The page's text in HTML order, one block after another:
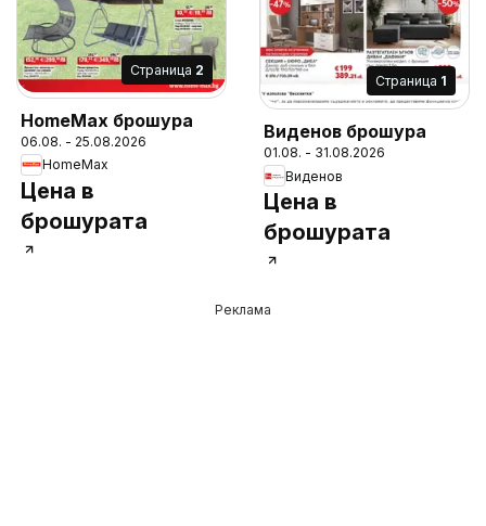
Cтраница 2
HomeMax брошура
06.08. - 25.08.2026
HomeMax
Цена в
брошурата
Cтраница 1
Виденов брошура
01.08. - 31.08.2026
Виденов
Цена в
брошурата
Реклама